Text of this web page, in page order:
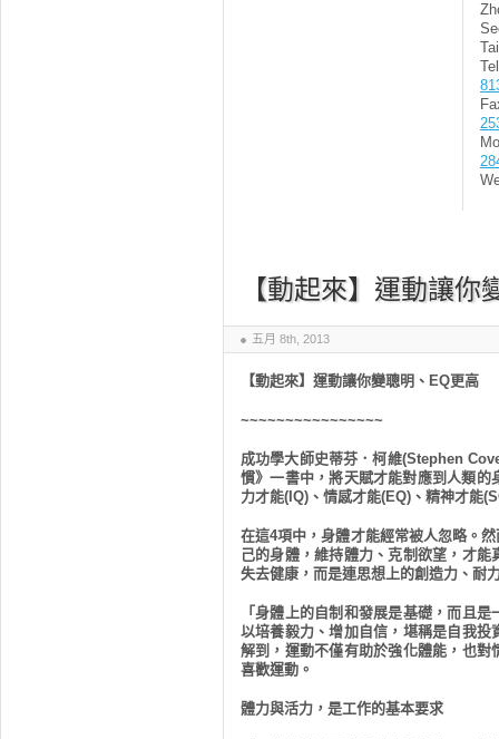
【動起來】運動讓你
五月 8th, 2013
【動起來】運動讓你變聰明、 EQ更高
~~~~~~~~~~~~~~~~
成功學大師史蒂芬．柯維(Stephen
慣》一書中，將天賦才能對應到人類
力才能(IQ) 、情感才能(EQ) 、精神才能
在這4項中，身體才能經常被人忽略。
己的身體，維持體力、克制欲望，才
失去健康，而是連思想上的創造力、耐
「身體上的自制和發展是基礎，而且
以培養毅力、增加自信，堪稱是自我
解到，運動不僅有助於強化體能，也
喜歡運動。
體力與活力，是工作的基本要求